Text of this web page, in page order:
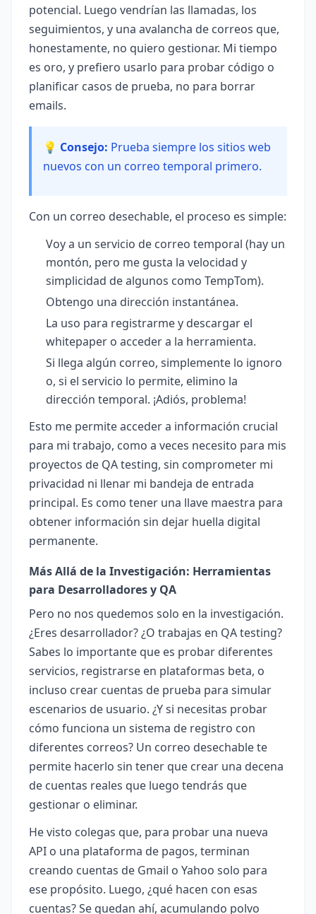
potencial. Luego vendrían las llamadas, los
seguimientos, y una avalancha de correos que,
honestamente, no quiero gestionar. Mi tiempo
es oro, y prefiero usarlo para probar código o
planificar casos de prueba, no para borrar
emails.
💡 Consejo: Prueba siempre los sitios web
nuevos con un correo temporal primero.
Con un correo desechable, el proceso es simple:
Voy a un servicio de correo temporal (hay un
montón, pero me gusta la velocidad y
simplicidad de algunos como TempTom).
Obtengo una dirección instantánea.
La uso para registrarme y descargar el
whitepaper o acceder a la herramienta.
Si llega algún correo, simplemente lo ignoro
o, si el servicio lo permite, elimino la
dirección temporal. ¡Adiós, problema!
Esto me permite acceder a información crucial
para mi trabajo, como a veces necesito para mis
proyectos de QA testing, sin comprometer mi
privacidad ni llenar mi bandeja de entrada
principal. Es como tener una llave maestra para
obtener información sin dejar huella digital
permanente.
Más Allá de la Investigación: Herramientas
para Desarrolladores y QA
Pero no nos quedemos solo en la investigación.
¿Eres desarrollador? ¿O trabajas en QA testing?
Sabes lo importante que es probar diferentes
servicios, registrarse en plataformas beta, o
incluso crear cuentas de prueba para simular
escenarios de usuario. ¿Y si necesitas probar
cómo funciona un sistema de registro con
diferentes correos? Un correo desechable te
permite hacerlo sin tener que crear una decena
de cuentas reales que luego tendrás que
gestionar o eliminar.
He visto colegas que, para probar una nueva
API o una plataforma de pagos, terminan
creando cuentas de Gmail o Yahoo solo para
ese propósito. Luego, ¿qué hacen con esas
cuentas? Se quedan ahí, acumulando polvo